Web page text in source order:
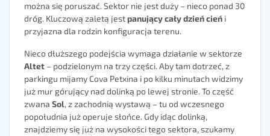
można się poruszać. Sektor nie jest duży – nieco ponad 30
dróg. Kluczową zaletą jestpanujący cały dzień cień i
przyjazna dla rodzin konfiguracja terenu.
Nieco dłuższego podejścia wymaga działanie w sektorze
Altet – podzielonym na trzy części. Aby tam dotrzeć, z
parkingu mijamy Cova Petxina i po kilku minutach widzimy
już mur górujący nad dolinką po lewej stronie. To część
zwana Sol, z zachodnią wystawą – tu od wczesnego
popołudnia już operuje słońce. Gdy idąc dolinką,
znajdziemy się już na wysokości tego sektora, szukamy